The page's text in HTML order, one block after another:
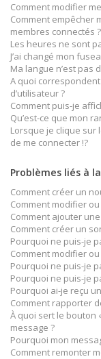
Comment modifier
Comment empêcher
membres connectés ?
Les heures ne sont
J’ai changé mon
Ma langue n’est pas
A quoi
d’utilisateur ?
Comment puis-je
Qu’est-ce que mon
Lorsque je clique sur
de me connecter !?
Problèmes liés à
Comment créer un
Comment modifier
Comment ajouter
Comment créer un
Pourquoi ne puis-je
Comment modifier
Pourquoi ne puis-je
Pourquoi ne puis-je
Pourquoi ai-je reçu
Comment rapporter
À quoi sert le bouton
message ?
Pourquoi mon
Comment remonter